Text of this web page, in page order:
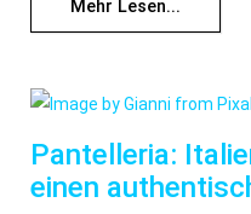
Mehr Lesen...
Pantelleria:
einen